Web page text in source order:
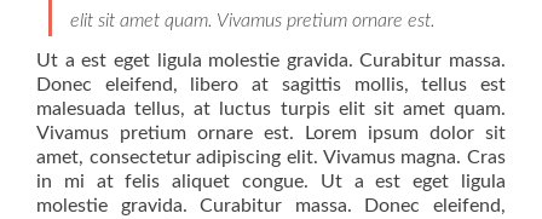
elit sit amet quam. Vivamus pretium ornare est.
Ut a est eget ligula molestie gravida. Curabitur massa.
Donec eleifend, libero at sagittis mollis, tellus est
malesuada tellus, at luctus turpis elit sit amet quam.
Vivamus pretium ornare est. Lorem ipsum dolor sit
amet, consectetur adipiscing elit. Vivamus magna. Cras
in mi at felis aliquet congue. Ut a est eget ligula
molestie gravida. Curabitur massa. Donec eleifend,